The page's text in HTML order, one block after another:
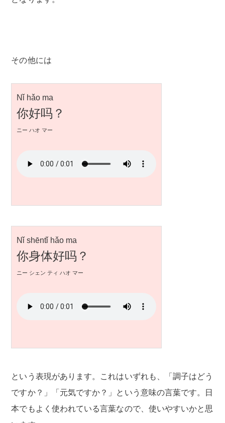
その他には
Nǐ hǎo ma
你好吗？
ニー ハオ マー
Nǐ shēntǐ hǎo ma
你身体好吗？
ニー シェン ティ ハオ マー
という表現があります。これはいずれも、「調子はどう
ですか？」「元気ですか？」という意味の言葉です。日
本でもよく使われている言葉なので、使いやすいかと思